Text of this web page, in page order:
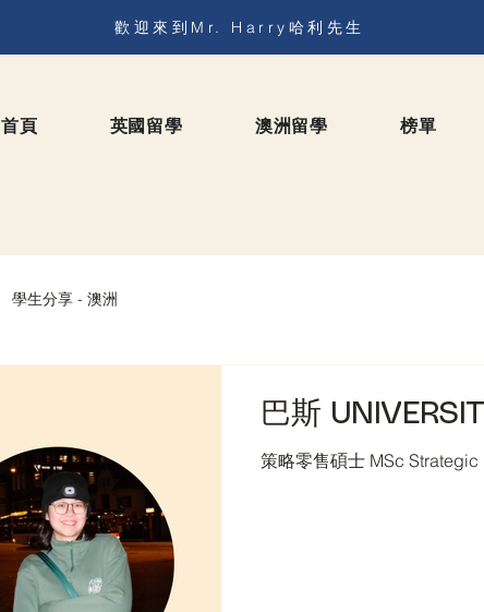
首頁 英國留學 澳洲留學 榜單
歡迎來到Mr. Harry哈利先生
學生分享 - 澳洲
巴斯